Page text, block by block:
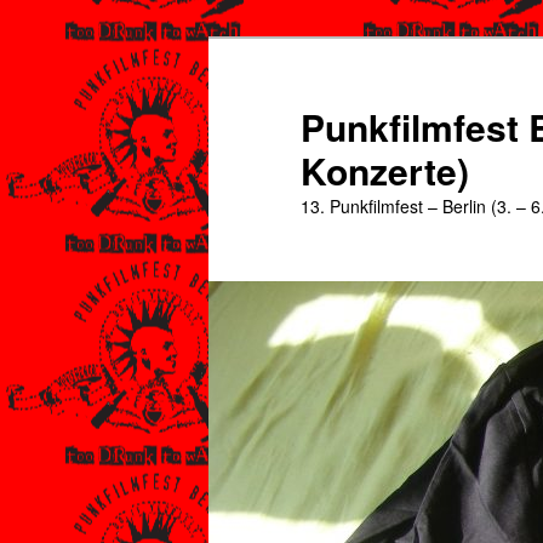
Punkfilmfest
Konzerte)
13. Punkfilmfest – Berlin (3. –